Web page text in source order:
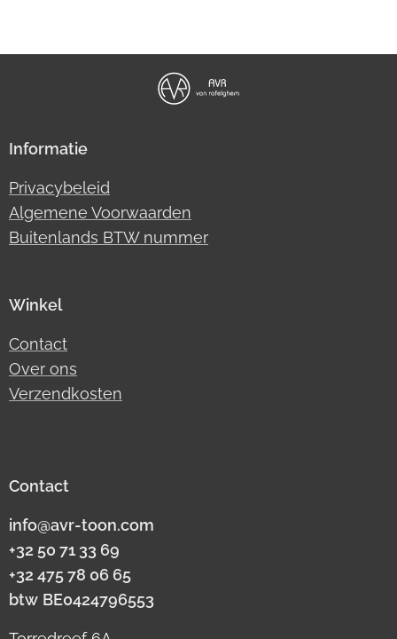
Informatie
Privacybeleid
Algemene Voorwaarden
Buitenlands BTW nummer
Winkel
Contact
Over ons
Verzendkosten
Contact
info@avr-toon.com
+32 50 71 33 69
+32 475 78 06 65
btw BE0424796553